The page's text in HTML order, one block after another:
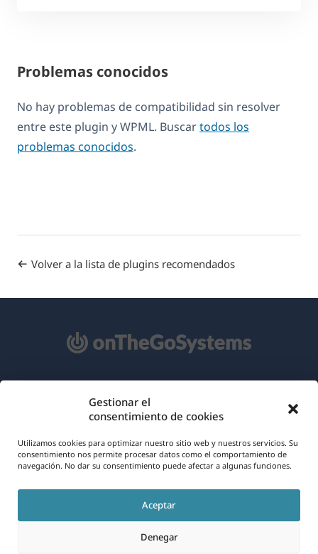
Gestionar el
consentimiento de cookies
Utilizamos cookies para optimizar nuestro sitio web y nuestros servicios. Su
consentimiento nos permite procesar datos como el comportamiento de
navegación. No dar su consentimiento puede afectar a algunas funciones.
Aceptar
Denegar
Problemas conocidos
No hay problemas de compatibilidad sin resolver
entre este plugin y WPML. Buscartodos los
problemas conocidos.
Volver a la lista de plugins recomendados
Español
RGPD y Política de Privacidad
Únete a nuestro equipo(se
abre
nueva
(se
abre
en
una
nueva
(se
abre
en
una
nueva
(se
abre
una